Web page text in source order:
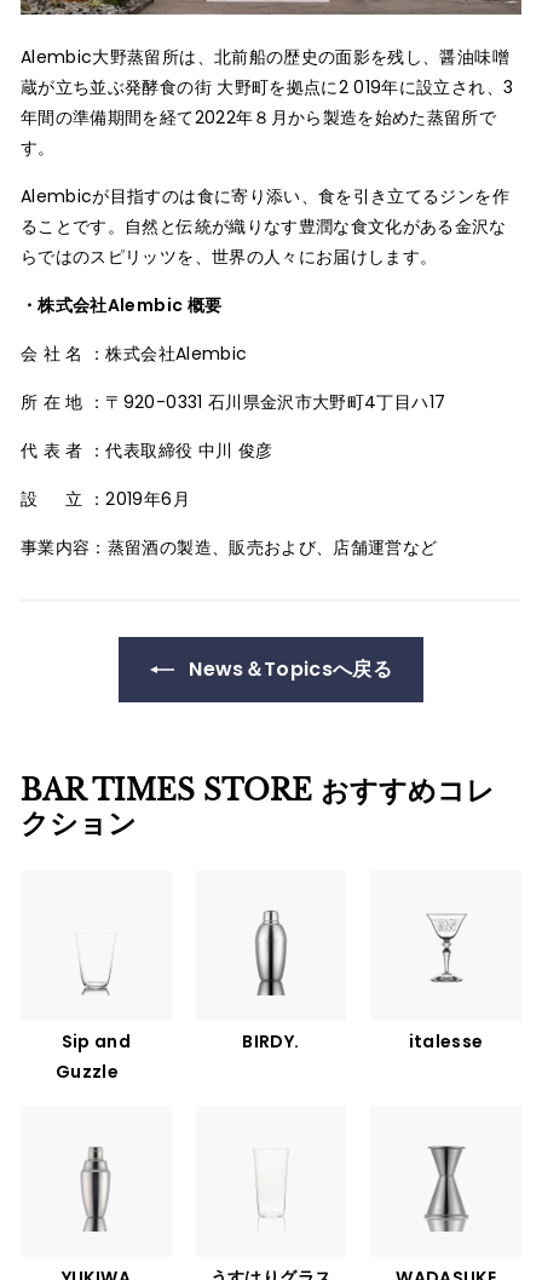
Alembic⼤野蒸留所は、北前船の歴史の⾯影を残し、醤油味噌
蔵が⽴ち並ぶ発酵⾷の街 ⼤野町を拠点に2 019年に設⽴され、3
年間の準備期間を経て2022年８⽉から製造を始めた蒸留所で
す。
Alembicが目指すのは食に寄り添い、食を引き立てるジンを作
ることです。自然と伝統が織りなす豊潤な食文化がある金沢な
らではのスピリッツを、世界の人々にお届けします。
・株式会社Alembic 概要
会 社 名 ：株式会社Alembic
所 在 地 ：〒920-0331 石川県金沢市大野町4丁目ハ17
代 表 者 ：代表取締役 中川 俊彦
設 立 ：2019年6月
事業内容：蒸留酒の製造、販売および、店舗運営など
News＆Topicsへ戻る
BAR TIMES STORE おすすめコレ
クション
Sip and
Guzzle
BIRDY. italesse